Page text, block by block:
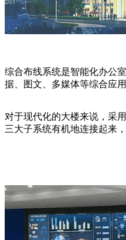
综合布线系统是智能化办公
据、图文、多媒体等综合应用
对于现代化的大楼来说，采
三大子系统有机地连接起来